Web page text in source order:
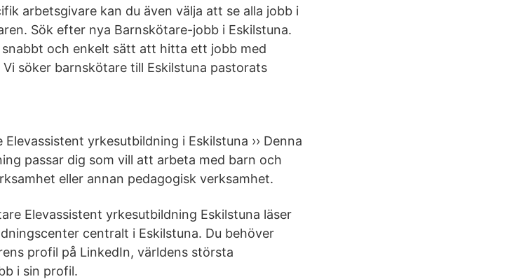
arbetsgivare kan du även välja att se alla jobb i
Sök efter nya Barnskötare-jobb i Eskilstuna.
och enkelt sätt att hitta ett jobb med
söker barnskötare till Eskilstuna pastorats
Elevassistent yrkesutbildning i Eskilstuna ›› Denna
passar dig som vill att arbeta med barn och
eller annan pedagogisk verksamhet.
Elevassistent yrkesutbildning Eskilstuna läser
centralt i Eskilstuna. Du behöver
profil på LinkedIn, världens största
i sin profil.